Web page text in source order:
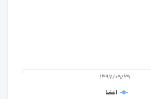
اعضا
1397/09/29